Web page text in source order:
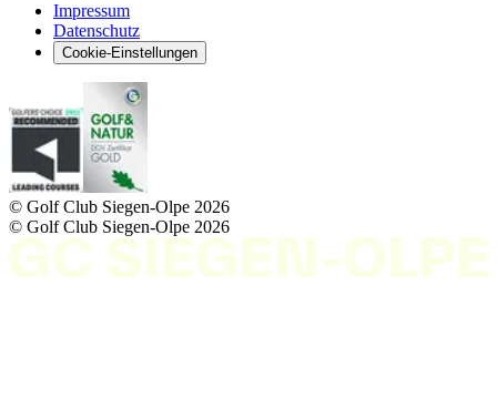
Impressum
Datenschutz
Cookie-Einstellungen
© Golf Club Siegen-Olpe 2026
© Golf Club Siegen-Olpe 2026